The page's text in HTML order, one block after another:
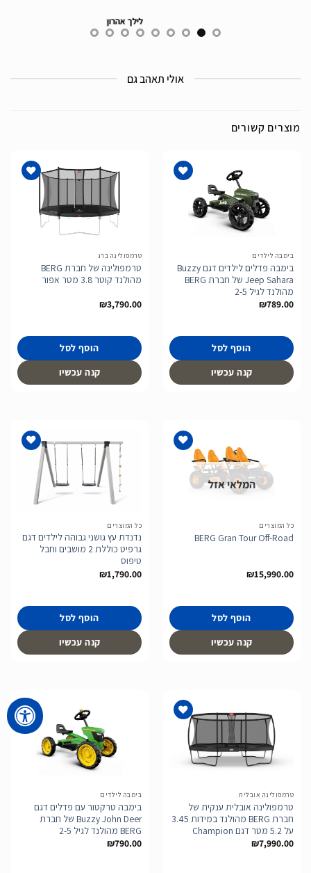
לילך אהרון
אולי תאהב גם
מוצרים קשורים
בימבה לילדים
בימבה פדלים לילדים דגם Buzzy
Jeep Sahara של חברת BERG
מהולנד לגיל 2-5
₪789.00
הוסף לסל
קנה עכשיו
טרמפולינה ברג
טרמפולינה של חברת BERG
מהולנד קוטר 3.8 מטר אפור
₪3,790.00
הוסף לסל
קנה עכשיו
המלאי אזל
כל המוצרים
BERG Gran Tour Off-Road
₪15,990.00
הוסף לסל
קנה עכשיו
לרשימת
המשאלות
כל המוצרים
נדנדת עץ גושני גבוהה לילדים דגם
גרפיט כוללת 2 מושבים וחבל
טיפוס
₪1,790.00
הוסף לסל
קנה עכשיו
טרמפולינה אובלית
טרמפולינה אובלית ענקית של
חברת BERG מהולנד במידות 3.45
על 5.2 מטר דגם Champion
₪7,990.00
בימבה לילדים
בימבה טרקטור עם פדלים דגם
Buzzy John Deer של חברת
BERG מהולנד לגיל 2-5
₪790.00